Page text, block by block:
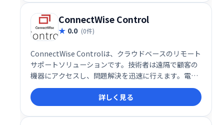
ConnectWise Control
0.0 (0件)
ConnectWise Controlは、クラウドベースのリモート
サポートソリューションです。技術者は遠隔で顧客の
機器にアクセスし、問題解決を迅速に行えます。電話
やチャットを介さず、直接サポートを提供すること
で、効率的な顧客対応を実現します。 スムーズなリモ
ートアクセスと会議機能により、迅速かつ効果的な技
術サポートを提供します。
詳しく見る